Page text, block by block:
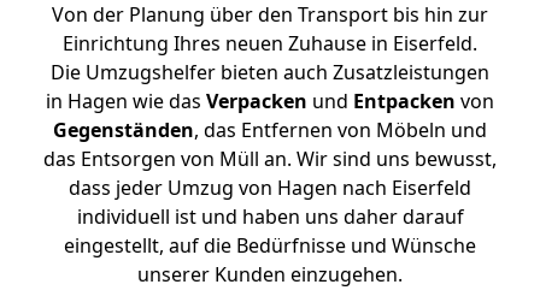
Von der Planung über den Transport bis hin zur
Einrichtung Ihres neuen Zuhause in Eiserfeld.
Die Umzugshelfer bieten auch Zusatzleistungen
in Hagen wie das Verpacken und Entpacken von
Gegenständen, das Entfernen von Möbeln und
das Entsorgen von Müll an. Wir sind uns bewusst,
dass jeder Umzug von Hagen nach Eiserfeld
individuell ist und haben uns daher darauf
eingestellt, auf die Bedürfnisse und Wünsche
unserer Kunden einzugehen.